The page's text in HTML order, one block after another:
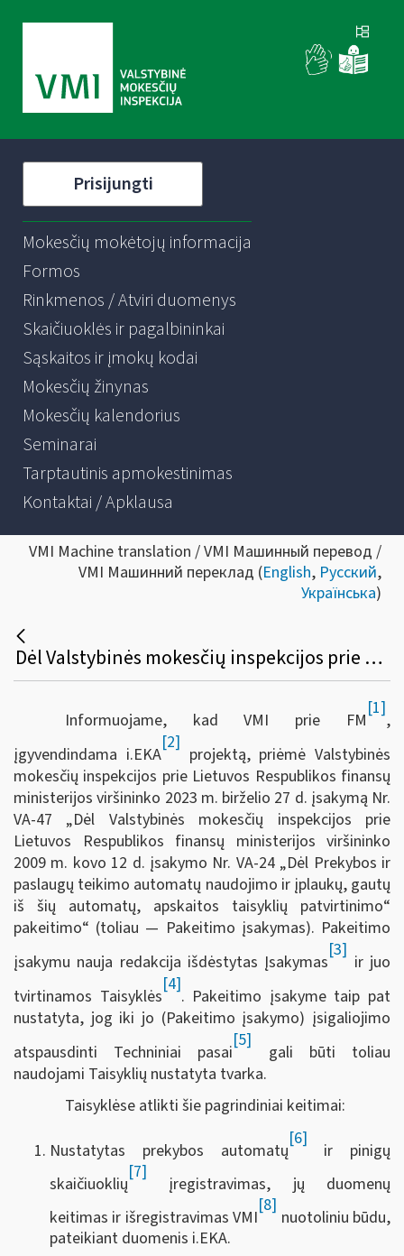
Prisijungti
Mokesčių mokėtojų informacija
Formos
Rinkmenos / Atviri duomenys
Skaičiuoklės ir pagalbininkai
Sąskaitos ir įmokų kodai
Mokesčių žinynas
Mokesčių kalendorius
Seminarai
Tarptautinis apmokestinimas
Kontaktai / Apklausa
VMI Machine translation / VMI Машинный перевод /
VMI Машинний переклад (English, Русский,
Українська)
Dėl Valstybinės mokesčių inspekcijos prie Lietuvos Respublikos finansų ministerijos viršininko 2009 m. kovo 12 d. įsakymo Nr. VA-24 „Dėl Prekybos ir paslaugų teikimo automatų naudojimo ir įplaukų, gautų iš šių automatų, apskaitos taisyklių patvirtinimo“ pakeitimo
Informuojame, kad VMI prie FM
[1]
,
įgyvendindama i.EKA
[2]
projektą, priėmė Valstybinės
mokesčių inspekcijos prie Lietuvos Respublikos finansų
ministerijos viršininko 2023 m. birželio 27 d. įsakymą Nr.
VA-47 „Dėl Valstybinės mokesčių inspekcijos prie
Lietuvos Respublikos finansų ministerijos viršininko
2009 m. kovo 12 d. įsakymo Nr. VA-24 „Dėl Prekybos ir
paslaugų teikimo automatų naudojimo ir įplaukų, gautų
iš šių automatų, apskaitos taisyklių patvirtinimo“
pakeitimo“ (toliau — Pakeitimo įsakymas). Pakeitimo
įsakymu nauja redakcija išdėstytas Įsakymas
[3]
ir juo
tvirtinamos Taisyklės
[4]
. Pakeitimo įsakyme taip pat
nustatyta, jog iki jo (Pakeitimo įsakymo) įsigaliojimo
atspausdinti Techniniai pasai
[5]
gali būti toliau
naudojami Taisyklių nustatyta tvarka.
Taisyklėse atlikti šie pagrindiniai keitimai:
Nustatytas prekybos automatų
[6]
ir pinigų
skaičiuoklių
[7]
įregistravimas, jų duomenų
keitimas ir išregistravimas VMI
[8]
nuotoliniu būdu,
pateikiant duomenis i.EKA.